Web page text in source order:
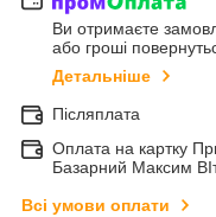
Ви отримаєте
або гроші
Детальніше
Післяплата
Оплата на картку
Базарний Максим
Всі умови оплати